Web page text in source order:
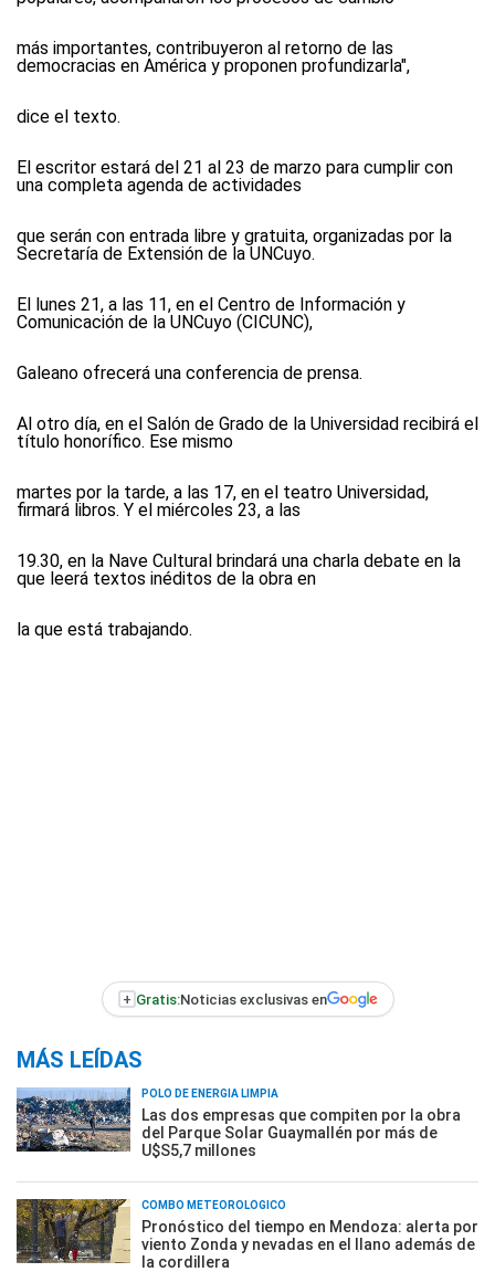
más importantes, contribuyeron al retorno de las
democracias en América y proponen profundizarla",
dice el texto.
El escritor estará del 21 al 23 de marzo para cumplir con
una completa agenda de actividades
que serán con entrada libre y gratuita, organizadas por la
Secretaría de Extensión de la UNCuyo.
El lunes 21, a las 11, en el Centro de Información y
Comunicación de la UNCuyo (CICUNC),
Galeano ofrecerá una conferencia de prensa.
Al otro día, en el Salón de Grado de la Universidad recibirá el
título honorífico. Ese mismo
martes por la tarde, a las 17, en el teatro Universidad,
firmará libros. Y el miércoles 23, a las
19.30, en la Nave Cultural brindará una charla debate en la
que leerá textos inéditos de la obra en
la que está trabajando.
+ Gratis:Noticias exclusivas en
MÁS LEÍDAS
POLO DE ENERGÍA LIMPIA
Las dos empresas que compiten por la obra
del Parque Solar Guaymallén por más de
U$S5,7 millones
COMBO METEOROLÓGICO
Pronóstico del tiempo en Mendoza: alerta por
viento Zonda y nevadas en el llano además de
la cordillera